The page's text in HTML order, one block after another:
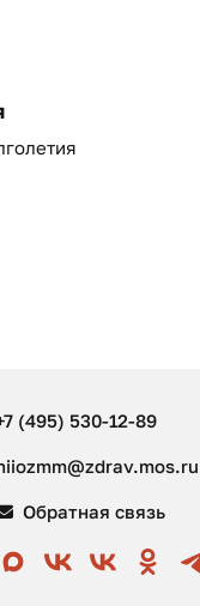
(495) 530-12-89
Обратная связь